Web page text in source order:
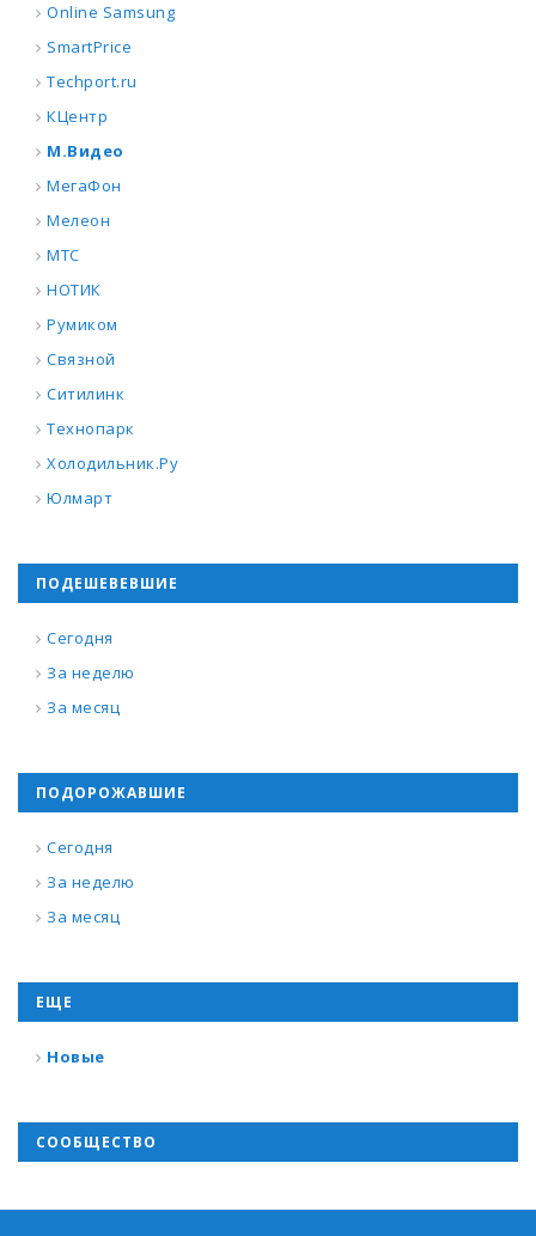
Online Samsung
SmartPrice
Techport.ru
КЦентр
М.Видео
МегаФон
Мелеон
МТС
НОТИК
Румиком
Связной
Ситилинк
Технопарк
Холодильник.Ру
Юлмарт
ПОДЕШЕВЕВШИЕ
Сегодня
За неделю
За месяц
ПОДОРОЖАВШИЕ
Сегодня
За неделю
За месяц
ЕЩЕ
Новые
СООБЩЕСТВО